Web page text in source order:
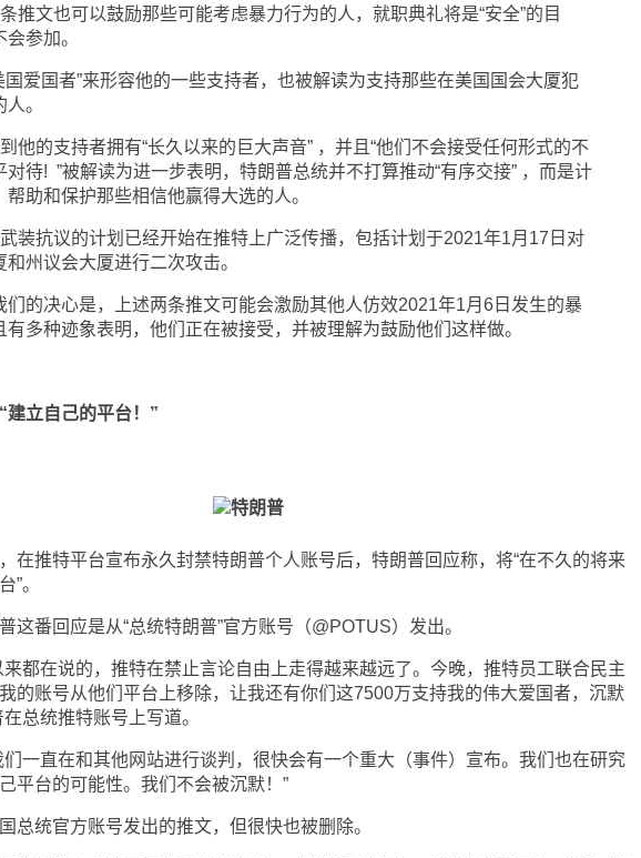
文也可以鼓励那些可能考虑暴力行为的人，就职典礼将是“安全”的目
参加。
国者”来形容他的一些支持者，也被解读为支持那些在美国国会大厦犯
。
的支持者拥有“长久以来的巨大声音” ，并且“他们不会接受任何形式的不
对待! ”被解读为进一步表明，特朗普总统并不打算推动“有序交接” ，而是计
帮助和保护那些相信他赢得大选的人。
抗议的计划已经开始在推特上广泛传播，包括计划于2021年1月17日对
和州议会大厦进行二次攻击。
决心是，上述两条推文可能会激励其他人仿效2021年1月6日发生的暴
有多种迹象表明，他们正在被接受，并被理解为鼓励他们这样做。
建立自己的平台！”
推特平台宣布永久封禁特朗普个人账号后，特朗普回应称，将“在不久的将来
”。
番回应是从“总统特朗普”官方账号（@POTUS）发出。
在说的，推特在禁止言论自由上走得越来越远了。今晚，推特员工联合民主
的账号从他们平台上移除，让我还有你们这7500万支持我的伟大爱国者，沉默
在总统推特账号上写道。
直在和其他网站进行谈判，很快会有一个重大（事件）宣布。我们也在研究
平台的可能性。我们不会被沉默！”
统官方账号发出的推文，但很快也被删除。